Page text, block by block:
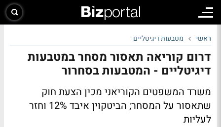
ראשי מטבעות דיגיטליים
דרום קוריאה תאסור מסחר במטבעות
דיגיטליים - המטבעות בסחרור
משרד המשפטים הקוריאני מכין הצעת חוק
שתאסור על המסחר; הביטקוין איבד 12% וחזר
לעליות